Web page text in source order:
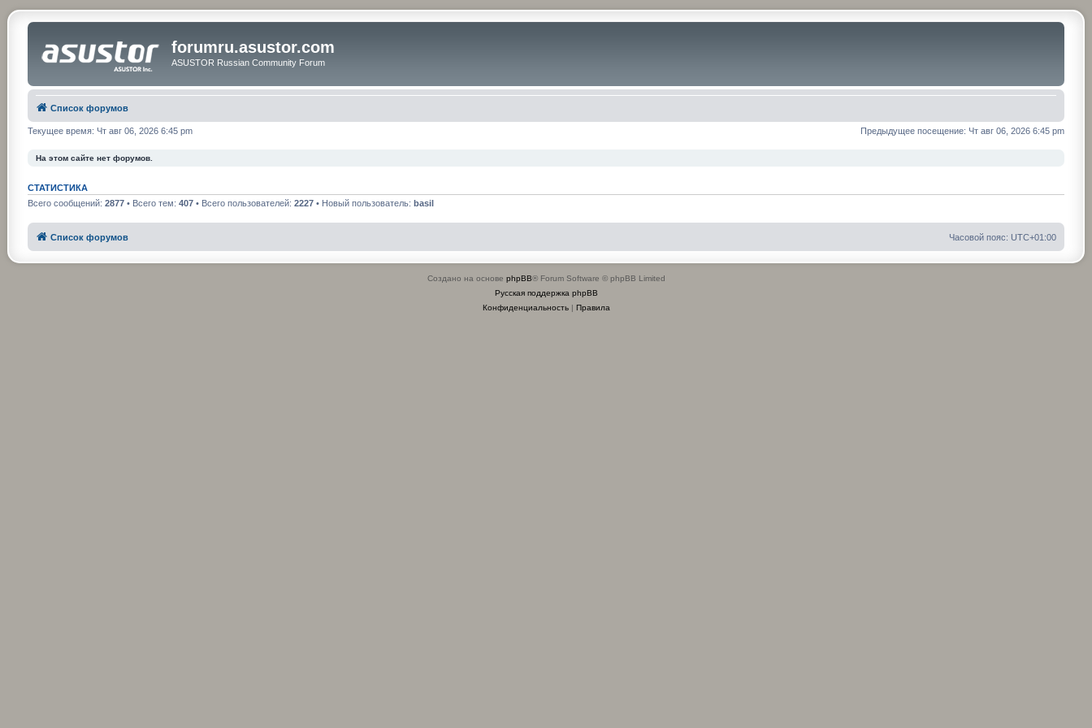
forumru.asustor.com
ASUSTOR Russian Community Forum
Список форумов
Предыдущее посещение: Чт авг 06, 2026 6:45 pm
Текущее время: Чт авг 06, 2026 6:45 pm
На этом сайте нет форумов.
СТАТИСТИКА
Всего сообщений: 2877• Всего тем: 407• Всего пользователей: 2227• Новый пользователь: basil
Список форумов Часовой пояс: UTC+01:00
Создано на основе phpBB® Forum Software © phpBB Limited
Русская поддержка phpBB
Конфиденциальность| Правила